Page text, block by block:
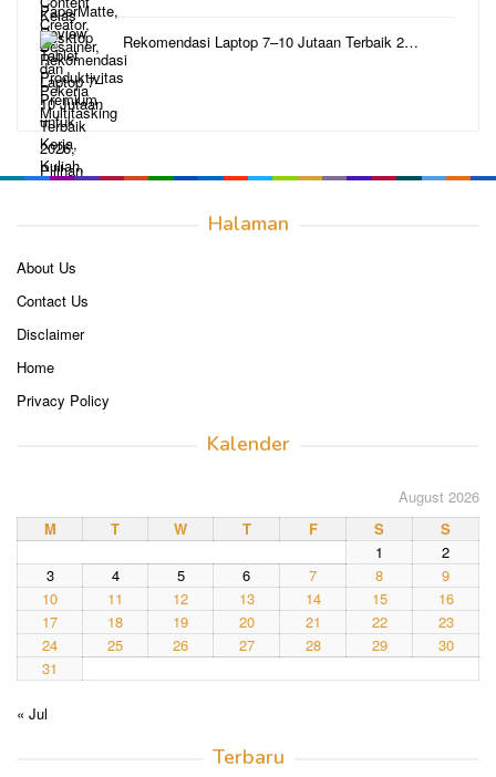
Rekomendasi Laptop 7–10 Jutaan Terbaik 2…
Halaman
About Us
Contact Us
Disclaimer
Home
Privacy Policy
Kalender
August 2026
M
T W T F S
S
1
2
3
4 5 6 7 8
9
10
11 12 13 14 15
16
17
18 19 20 21 22
23
24
25 26 27 28 29
30
31
« Jul
Terbaru